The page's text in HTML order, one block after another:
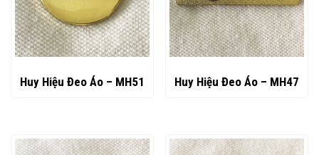
Huy Hiệu Đeo Áo – MH51 Huy Hiệu Đeo Áo – MH47